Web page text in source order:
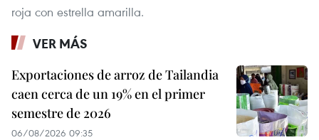
roja con estrella amarilla.
VER MÁS
Exportaciones de arroz de Tailandia
caen cerca de un 19% en el primer
semestre de 2026
06/08/2026 09:35